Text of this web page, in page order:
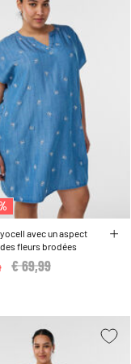
avec un aspect
fleurs brodées
Price reduced from
€ 69,99